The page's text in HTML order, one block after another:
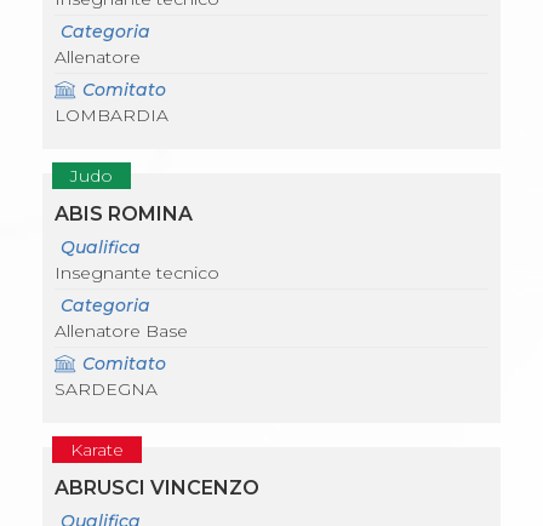
Categoria
Allenatore
Comitato
LOMBARDIA
Judo
ABIS ROMINA
Qualifica
Insegnante tecnico
Categoria
Allenatore Base
Comitato
SARDEGNA
Karate
ABRUSCI VINCENZO